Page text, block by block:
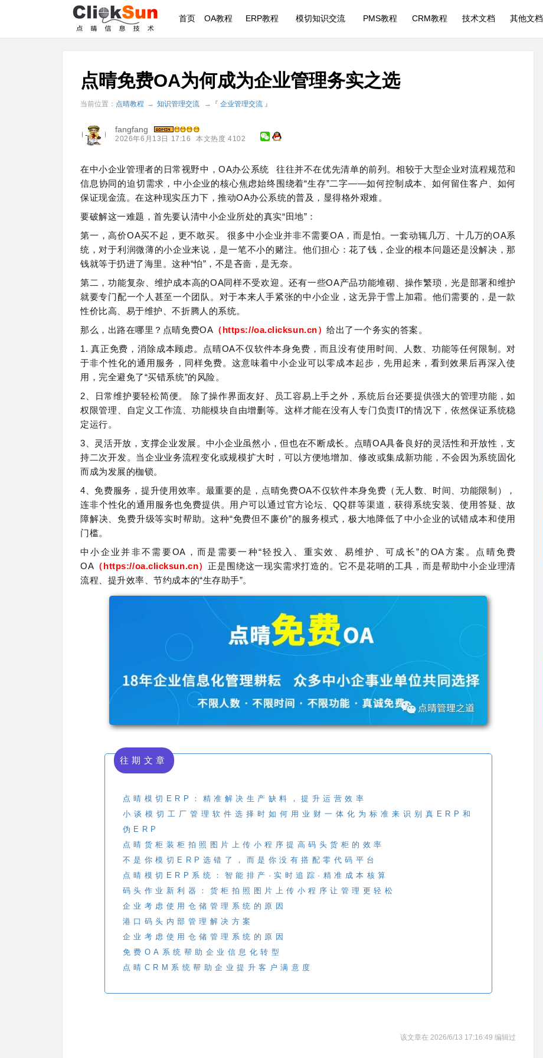
首页 OA教程 ERP教程 模切知识交流 PMS教程 CRM教程 技术文档 其他文档
点晴免费OA为何成为企业管理务实之选
当前位置： 点晴教程 → 知识管理交流 → 『 企业管理交流 』
fangfang
2026年6月13日 17:16 本文热度 4102
在中小企业管理者的日常视野中，OA办公系统
往往并不在优先清单的前列。相较于大型企业对流程规范和
信息协同的迫切需求，中小企业的核心焦虑始终围绕着“生存”二字——如何控制成本、如何留住客户、如何
保证现金流。在这种现实压力下，推动OA办公系统的普及，显得格外艰难。
要破解这一难题，首先要认清中小企业所处的真实“田地”：
第一，高价OA买不起，更不敢买。 很多中小企业并非不需要OA，而是怕。一套动辄几万、十几万的OA系
统，对于利润微薄的小企业来说，是一笔不小的赌注。他们担心：花了钱，企业的根本问题还是没解决，那
钱就等于扔进了海里。这种“怕”，不是吝啬，是无奈。
第二，功能复杂、维护成本高的OA同样不受欢迎。还有一些OA产品功能堆砌、操作繁琐，光是部署和维护
就要专门配一个人甚至一个团队。对于本来人手紧张的中小企业，这无异于雪上加霜。他们需要的，是一款
性价比高、易于维护、不折腾人的系统。
那么，出路在哪里？点晴免费OA （https://oa.clicksun.cn）给出了一个务实的答案。
1. 真正免费，消除成本顾虑。点晴OA不仅软件本身免费，而且没有使用时间、人数、功能等任何限制。对
于非个性化的通用服务，同样免费。这意味着中小企业可以零成本起步，先用起来，看到效果后再深入使
用，完全避免了“买错系统”的风险。
2、日常维护要轻松简便。 除了操作界面友好、员工容易上手之外，系统后台还要提供强大的管理功能，如
权限管理、自定义工作流、功能模块自由增删等。这样才能在没有人专门负责IT的情况下，依然保证系统稳
定运行。
3、灵活开放，支撑企业发展。中小企业虽然小，但也在不断成长。点晴OA具备良好的灵活性和开放性，支
持二次开发。当企业业务流程变化或规模扩大时，可以方便地增加、修改或集成新功能，不会因为系统固化
而成为发展的枷锁。
4、免费服务，提升使用效率。最重要的是，点晴免费OA不仅软件本身免费（无人数、时间、功能限制），
连非个性化的通用服务也免费提供。用户可以通过官方论坛、QQ群等渠道，获得系统安装、使用答疑、故
障解决、免费升级等实时帮助。这种“免费但不廉价”的服务模式，极大地降低了中小企业的试错成本和使用
门槛。
中小企业并非不需要OA，而是需要一种“轻投入、重实效、易维护、可成长”的OA方案。点晴免费
OA （https://oa.clicksun.cn） 正是围绕这一现实需求打造的。它不是花哨的工具，而是帮助中小企业理清
流程、提升效率、节约成本的“生存助手”。
往期文章
点晴模切ERP：精准解决生产缺料，提升运营效率
小谈模切工厂管理软件选择时如何用业财一体化为标准来识别真ERP和
伪ERP
点晴货柜装柜拍照图片上传小程序提高码头货柜的效率
不是你模切ERP选错了，而是你没有搭配零代码平台
点晴模切ERP系统：智能排产·实时追踪·精准成本核算
码头作业新利器：货柜拍照图片上传小程序让管理更轻松
企业考虑使用仓储管理系统的原因
港口码头内部管理解决方案
企业考虑使用仓储管理系统的原因
免费OA系统帮助企业信息化转型
点晴CRM系统帮助企业提升客户满意度
该文章在 2026/6/13 17:16:49 编辑过